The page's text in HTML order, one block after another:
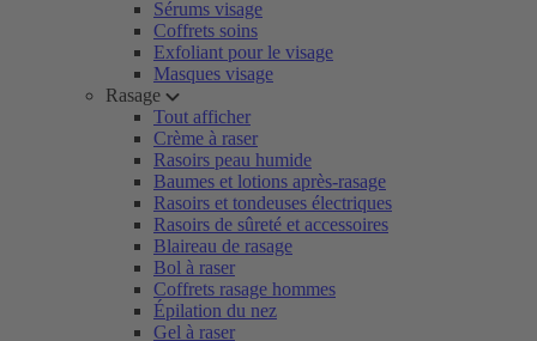
Sérums visage
Coffrets soins
Exfoliant pour le visage
Masques visage
Rasage
Tout afficher
Crème à raser
Rasoirs peau humide
Baumes et lotions après-rasage
Rasoirs et tondeuses électriques
Rasoirs de sûreté et accessoires
Blaireau de rasage
Bol à raser
Coffrets rasage hommes
Épilation du nez
Gel à raser